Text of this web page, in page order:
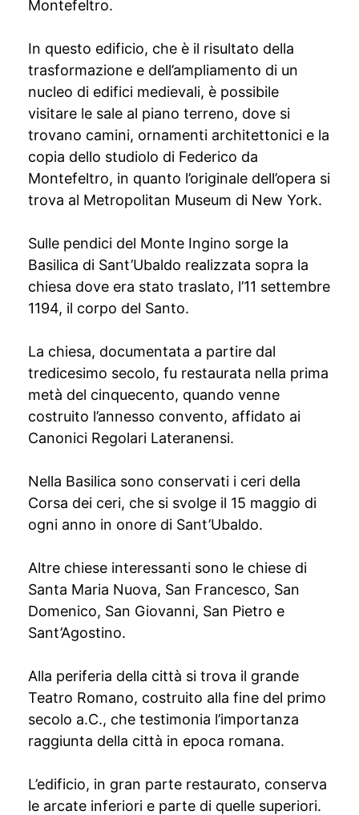
Montefeltro.
In questo edificio, che è il risultato della
trasformazione e dell’ampliamento di un
nucleo di edifici medievali, è possibile
visitare le sale al piano terreno, dove si
trovano camini, ornamenti architettonici e la
copia dello studiolo di Federico da
Montefeltro, in quanto l’originale dell’opera si
trova al Metropolitan Museum di New York.
Sulle pendici del Monte Ingino sorge la
Basilica di Sant’Ubaldo realizzata sopra la
chiesa dove era stato traslato, l’11 settembre
1194, il corpo del Santo.
La chiesa, documentata a partire dal
tredicesimo secolo, fu restaurata nella prima
metà del cinquecento, quando venne
costruito l’annesso convento, affidato ai
Canonici Regolari Lateranensi.
Nella Basilica sono conservati i ceri della
Corsa dei ceri, che si svolge il 15 maggio di
ogni anno in onore di Sant’Ubaldo.
Altre chiese interessanti sono le chiese di
Santa Maria Nuova, San Francesco, San
Domenico, San Giovanni, San Pietro e
Sant’Agostino.
Alla periferia della città si trova il grande
Teatro Romano, costruito alla fine del primo
secolo a.C., che testimonia l’importanza
raggiunta della città in epoca romana.
L’edificio, in gran parte restaurato, conserva
le arcate inferiori e parte di quelle superiori.